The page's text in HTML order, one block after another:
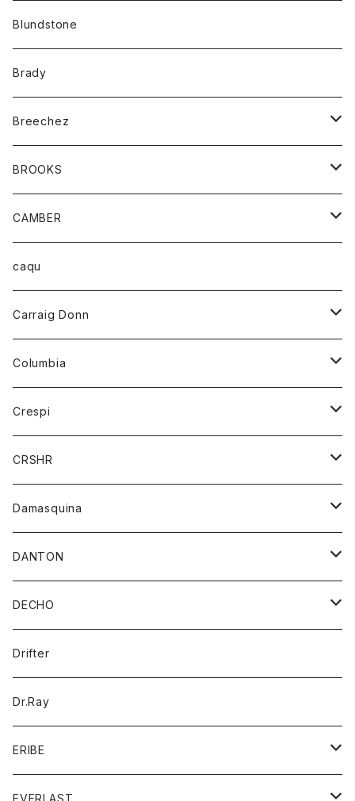
カーディガン
コート
アクセサリー
バッグ
ベルト
キッズ
Tシャツ
グッズ
アンダーウェアー
カードホルダー
チーフ
バンダナ
トップス
カーディガン
トレーナー
パーカー
ボトム
オーバーオール
ショートパンツ
レディース
オーバーオール
カーディガン
Tシャツ
パーカー
サングラス
Blundstone
Brady
Breechez
シャツ
BROOKS
グッズ
靴
CAMBER
トップス
ハーフスリーブTシャツ
caqu
Carraig Donn
ニット
Columbia
アウター
ジャケット
Crespi
ジャケット
ワンピース
ブラウス
CRSHR
キャップ
Damasquina
ウォレット
カードケース
バッグ
DANTON
アウター
コート
ジャケット
アクセサリー
バッグ
キッズ
シャツ
Tシャツ
グッズ
帽子
トップス
DECHO
帽子
Drifter
Dr.Ray
ERIBE
ニット
EVERLAST